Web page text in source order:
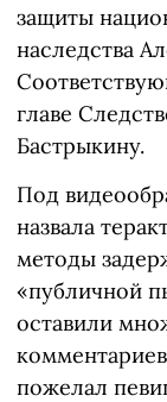
защиты
наследства
главе
Бастрыкину.
Под
назвала
методы
«публичной
оставили
пожелал